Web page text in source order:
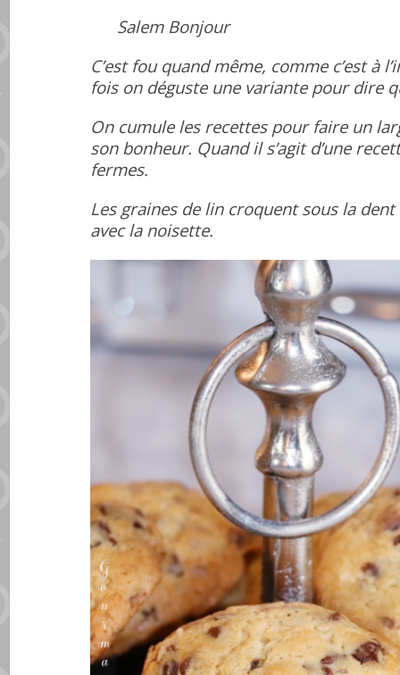
Salem Bonjour
C’est fou quand même, comme c’est à
fois on déguste une variante pour dire
On cumule les recettes pour faire un
son bonheur. Quand il s’agit d’une
fermes.
Les graines de lin croquent sous la
avec la noisette.